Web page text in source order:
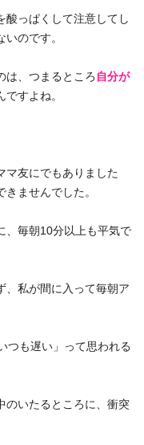
酸っぱくして注意してし
のです。
は、つまるところ 自分が
ですよね。
マ友にでもありました
ませんでした。
、毎朝10分以上も平気で
、私が間に入って毎朝ア
つも遅い」って思われる
のいたるところに、衝突